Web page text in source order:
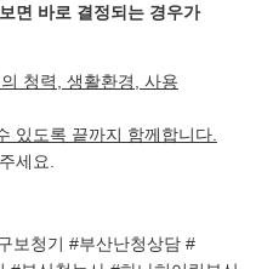
면 바로 결정되는 경우가
청력, 생활환경, 사용
있도록 끝까지 함께합니다.
세요.
보청기 #부산난청상담 #